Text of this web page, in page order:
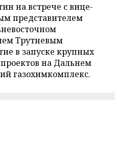
на встрече с вице-
представителем
Трутневым
в запуске крупных
на Дальнем
газохимкомплекс.